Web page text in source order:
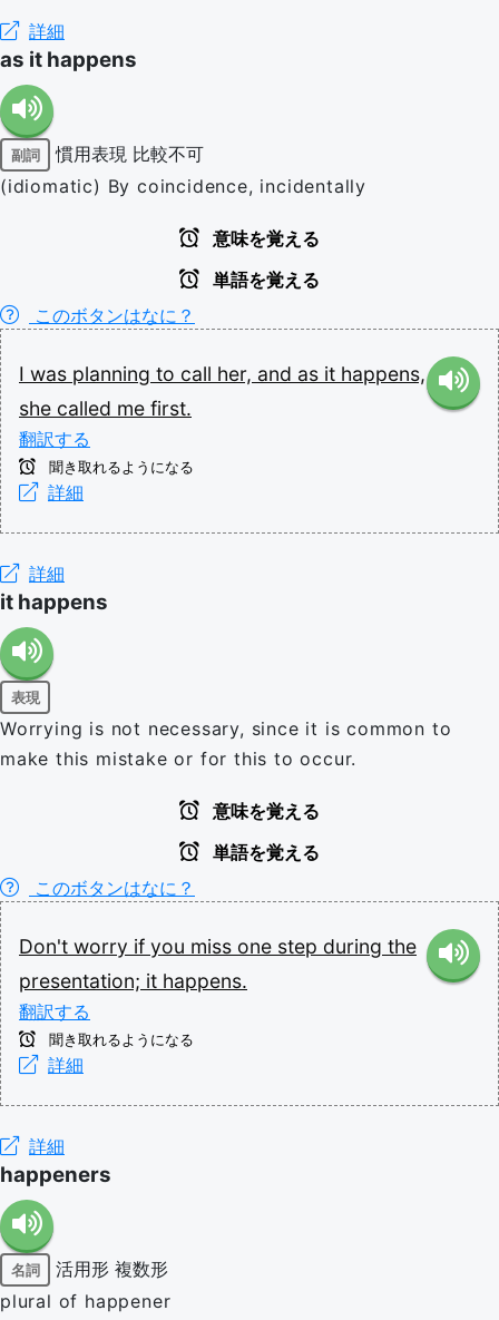
詳細
as it happens
副詞 慣用表現 比較不可
(idiomatic) By coincidence, incidentally
意味を覚える
単語を覚える
このボタンはなに？
I was planning to call her, and as it happens,
she called me first.
翻訳する
聞き取れるようになる
詳細
詳細
it happens
表現
Worrying is not necessary, since it is common to
make this mistake or for this to occur.
意味を覚える
単語を覚える
このボタンはなに？
Don't worry if you miss one step during the
presentation; it happens.
翻訳する
聞き取れるようになる
詳細
詳細
happeners
名詞 活用形 複数形
plural of happener